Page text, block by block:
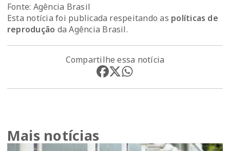
Fonte: Agência Brasil
Esta notícia foi publicada respeitando as políticas de
reprodução da Agência Brasil.
Compartilhe essa notícia
Mais notícias